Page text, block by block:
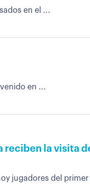
​​en el ...
en ...
reciben la visita
jugadores del